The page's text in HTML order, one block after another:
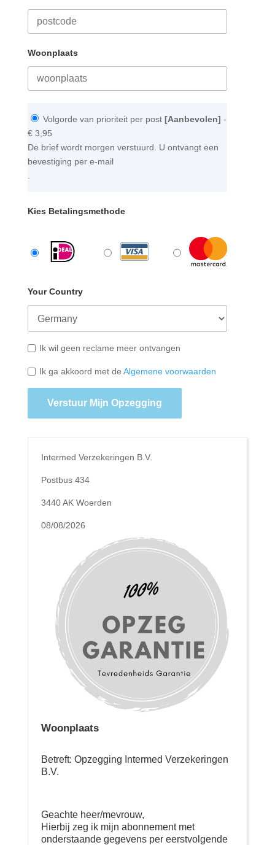
Woonplaats
Volgorde van prioriteit per post [Aanbevolen] -
€ 3,95
De brief wordt morgen verstuurd. U ontvangt een
bevestiging per e-mail
.
Kies Betalingsmethode
Your Country
Ik wil geen reclame meer ontvangen
Ik ga akkoord met de Algemene voorwaarden
Verstuur Mijn Opzegging
Intermed Verzekeringen B.V.
Postbus 434
3440 AK Woerden
08/08/2026
Woonplaats
Betreft: Opzegging Intermed Verzekeringen
B.V.
Geachte heer/mevrouw,
Hierbij zeg ik mijn abonnement met
onderstaande gegevens per eerstvolgende